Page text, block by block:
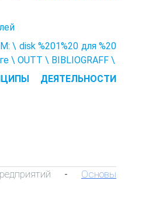
\ disk %201%20 для %20
\ OUTT \ BIBLIOGRAFF \
ДЕЯТЕЛЬНОСТИ
- Основы